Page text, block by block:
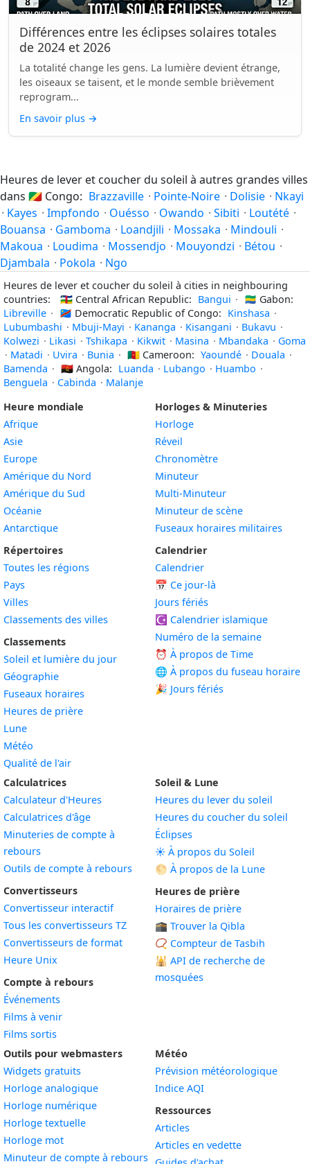
Différences entre les éclipses solaires totales
de 2024 et 2026
La totalité change les gens. La lumière devient étrange,
les oiseaux se taisent, et le monde semble brièvement
reprogram...
En savoir plus →
Heures de lever et coucher du soleil à autres grandes villes
dans 🇨🇬 Congo: Brazzaville · Pointe-Noire · Dolisie · Nkayi
· Kayes · Impfondo · Ouésso · Owando · Sibiti · Loutété ·
Bouansa · Gamboma · Loandjili · Mossaka · Mindouli ·
Makoua · Loudima · Mossendjo · Mouyondzi · Bétou ·
Djambala · Pokola · Ngo
Heures de lever et coucher du soleil à cities in neighbouring
countries:
🇨🇫 Central African Republic: Bangui · 🇬🇦 Gabon:
Libreville · 🇨🇩 Democratic Republic of Congo: Kinshasa ·
Lubumbashi · Mbuji-Mayi · Kananga · Kisangani · Bukavu ·
Kolwezi · Likasi · Tshikapa · Kikwit · Masina · Mbandaka · Goma
· Matadi · Uvira · Bunia · 🇨🇲 Cameroon: Yaoundé · Douala ·
Bamenda · 🇦🇴 Angola: Luanda · Lubango · Huambo ·
Benguela · Cabinda · Malanje
Heure mondiale
Afrique
Asie
Europe
Amérique du Nord
Amérique du Sud
Océanie
Antarctique
Répertoires
Toutes les régions
Pays
Villes
Classements des villes
Classements
Soleil et lumière du jour
Géographie
Fuseaux horaires
Heures de prière
Lune
Météo
Qualité de l'air
Horloges & Minuteries
Horloge
Réveil
Chronomètre
Minuteur
Multi-Minuteur
Minuteur de scène
Fuseaux horaires militaires
Calendrier
Calendrier
📅 Ce jour-là
Jours fériés
☪️ Calendrier islamique
Numéro de la semaine
⏰ À propos de Time
🌐 À propos du fuseau horaire
🎉 Jours fériés
Calculatrices
Calculateur d'Heures
Calculatrices d'âge
Minuteries de compte à
rebours
Outils de compte à rebours
Convertisseurs
Convertisseur interactif
Tous les convertisseurs TZ
Convertisseurs de format
Heure Unix
Compte à rebours
Événements
Films à venir
Films sortis
Soleil & Lune
Heures du lever du soleil
Heures du coucher du soleil
Éclipses
☀️ À propos du Soleil
🌕 À propos de la Lune
Heures de prière
Horaires de prière
🕋 Trouver la Qibla
📿 Compteur de Tasbih
🕌 API de recherche de
mosquées
Outils pour webmasters
Widgets gratuits
Horloge analogiqueWidget
Horloge numériqueWidget
Horloge textuelleWidget
Horloge motWidget
Minuteur de compte à rebours Widget
Météo
Prévision météorologique
Indice AQI
Ressources
Articles
Articles en vedette